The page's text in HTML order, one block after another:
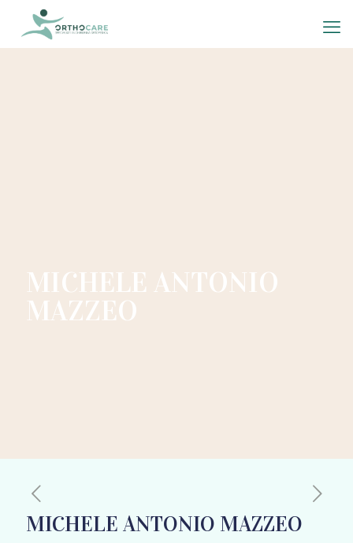
MICHELE ANTONIO
MAZZEO
MICHELE ANTONIO MAZZEO